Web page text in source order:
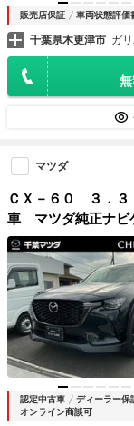
販売店保証 車両状態評価
千葉県木更津市 ガ
マツダ
ＣＸ－６０ ３．
車 マツダ純正ナ
リアランスソナー
リーナビ フルセ
ート シートヒータ
認定中古車 ディーラー保
オンライン商談可